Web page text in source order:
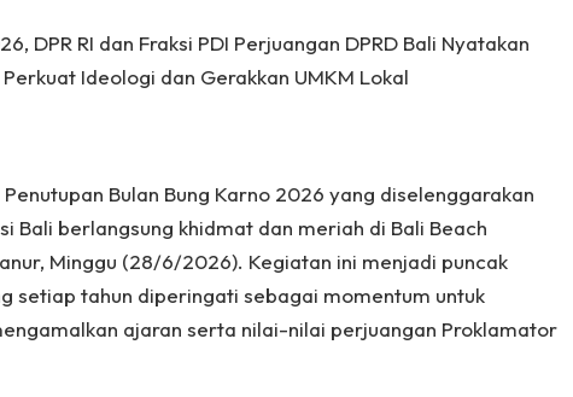
DPR RI dan Fraksi PDI Perjuangan DPRD Bali Nyatakan
Ideologi dan Gerakkan UMKM Lokal
Penutupan Bulan Bung Karno 2026 yang diselenggarakan
Bali berlangsung khidmat dan meriah di Bali Beach
Minggu (28/6/2026). Kegiatan ini menjadi puncak
setiap tahun diperingati sebagai momentum untuk
ajaran serta nilai-nilai perjuangan Proklamator